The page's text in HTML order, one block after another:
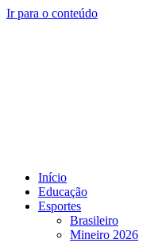
Ir para o conteúdo
Início
Educação
Esportes
Brasileiro
Mineiro 2026